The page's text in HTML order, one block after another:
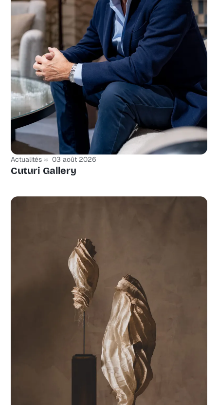
Actualités 03 août 2026
Cuturi Gallery